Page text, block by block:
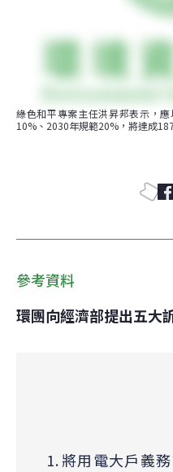
綠色和平專案主任洪昇邦表示，
10%、2030年規範20%，將達成
參考資料
環團向經濟部提出五大
將用電大戶義